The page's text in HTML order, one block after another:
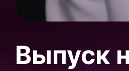
Выпуск